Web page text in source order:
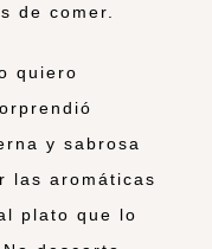
de comer.
quiero
y sabrosa
las aromáticas
plato que lo